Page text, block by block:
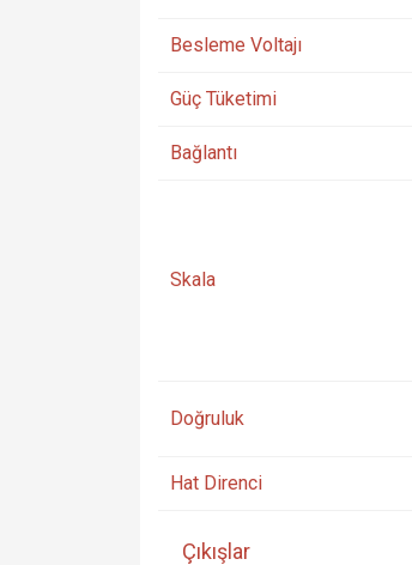
Besleme Voltajı
Güç Tüketimi
Bağlantı
Skala
Doğruluk
Hat Direnci
Çıkışlar